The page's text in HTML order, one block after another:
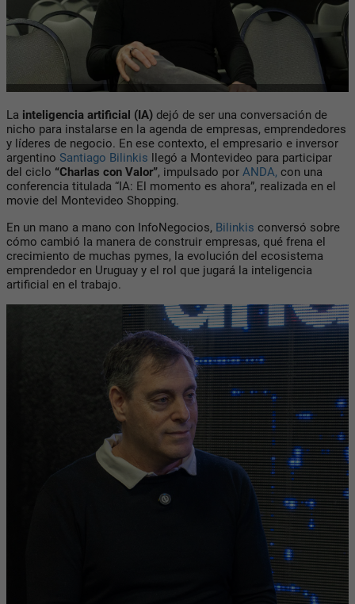
La inteligencia artificial (IA) dejó de ser una conversación de
nicho para instalarse en la agenda de empresas, emprendedores
y líderes de negocio. En ese contexto, el empresario e inversor
argentino Santiago Bilinkis llegó a Montevideo para participar
del ciclo “Charlas con Valor”, impulsado por ANDA, con una
conferencia titulada “IA: El momento es ahora”, realizada en el
movie del Montevideo Shopping.
En un mano a mano con InfoNegocios, Bilinkis conversó sobre
cómo cambió la manera de construir empresas, qué frena el
crecimiento de muchas pymes, la evolución del ecosistema
emprendedor en Uruguay y el rol que jugará la inteligencia
artificial en el trabajo.